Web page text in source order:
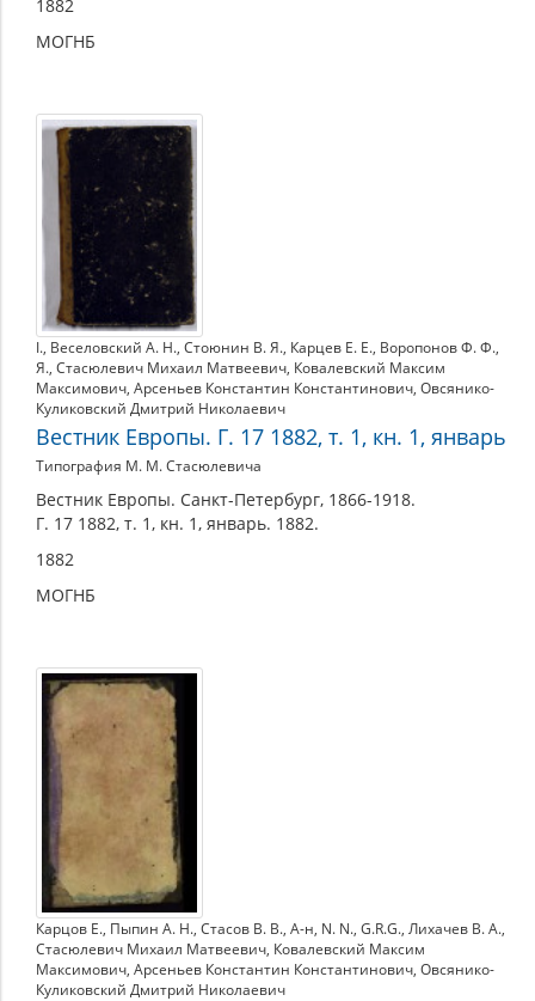
1882
МОГНБ
I., Веселовский А. Н., Стоюнин В. Я., Карцев Е. Е., Воропонов Ф. Ф.,
Я., Стасюлевич Михаил Матвеевич, Ковалевский Максим
Максимович, Арсеньев Константин Константинович, Овсянико-
Куликовский Дмитрий Николаевич
Вестник Европы. Г. 17 1882, т. 1, кн. 1, январь
Типография М. М. Стасюлевича
Вестник Европы. Санкт-Петербург, 1866-1918.
Г. 17 1882, т. 1, кн. 1, январь. 1882.
1882
МОГНБ
Карцов Е., Пыпин А. Н., Стасов В. В., А-н, N. N., G.R.G., Лихачев В. А.,
Стасюлевич Михаил Матвеевич, Ковалевский Максим
Максимович, Арсеньев Константин Константинович, Овсянико-
Куликовский Дмитрий Николаевич